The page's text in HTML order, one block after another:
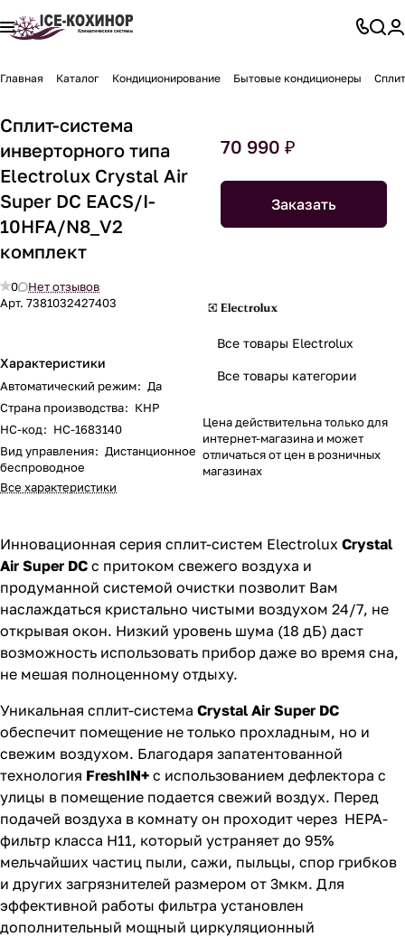
Главная Каталог Кондиционирование Бытовые кондиционеры
Сплит-система
инверторного типа
Electrolux Crystal Air
Super DC EACS/I-
10HFA/N8_V2
комплект
0
Нет отзывов
Арт. 7381032427403
Характеристики
Автоматический режим: Да
Страна производства: КНР
НС-код: НС-1683140
Вид управления: Дистанционное
беспроводное
Все характеристики
70 990 ₽
Заказать
Все товары Electrolux
Все товары категории
Цена действительна только для
интернет-магазина и может
отличаться от цен в розничных
магазинах
Инновационная серия сплит-систем Electrolux Crystal
Air Super DC с притоком свежего воздуха и
продуманной системой очистки позволит Вам
наслаждаться кристально чистыми воздухом 24/7, не
открывая окон. Низкий уровень шума (18 дБ) даст
возможность использовать прибор даже во время сна,
не мешая полноценному отдыху.
Уникальная сплит-система Crystal Air Super DC
обеспечит помещение не только прохладным, но и
свежим воздухом. Благодаря запатентованной
технология FreshIN+ с использованием дефлектора с
улицы в помещение подается свежий воздух. Перед
подачей воздуха в комнату он проходит через НЕРА-
фильтр класса Н11, который устраняет до 95%
мельчайших частиц пыли, сажи, пыльцы, спор грибков
и других загрязнителей размером от 3мкм. Для
эффективной работы фильтра установлен
дополнительный мощный циркуляционный